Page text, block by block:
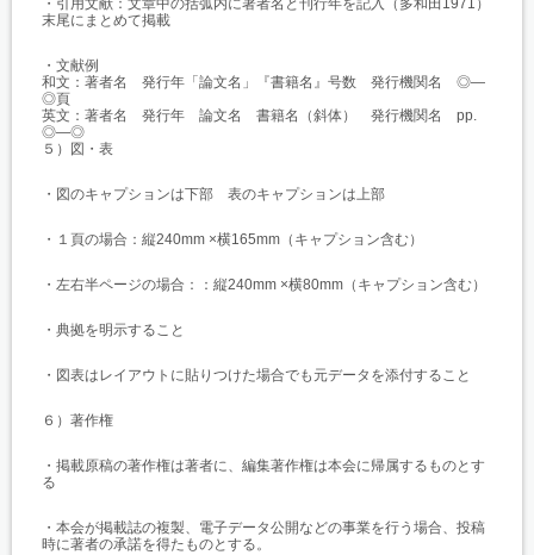
・引用文献：文章中の括弧内に著者名と刊行年を記入（多和田1971）
末尾にまとめて掲載
・文献例
和文：著者名 発行年「論文名」『書籍名』号数 発行機関名 ◎—
◎頁
英文：著者名 発行年 論文名 書籍名（斜体） 発行機関名 pp.
◎—◎
５）図・表
・図のキャプションは下部 表のキャプションは上部
・１頁の場合：縦240mm ×横165mm（キャプション含む）
・左右半ページの場合：：縦240mm ×横80mm（キャプション含む）
・典拠を明示すること
・図表はレイアウトに貼りつけた場合でも元データを添付すること
６）著作権
・掲載原稿の著作権は著者に、編集著作権は本会に帰属するものとす
る
・本会が掲載誌の複製、電子データ公開などの事業を行う場合、投稿
時に著者の承諾を得たものとする。